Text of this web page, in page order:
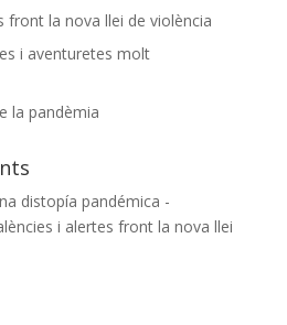
front la nova llei de violència
i aventuretes molt
la pandèmia
distopía pandémica -
i alertes front la nova llei